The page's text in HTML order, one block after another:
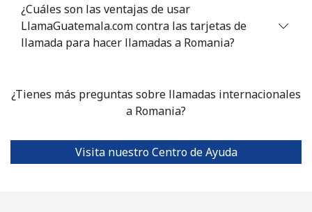
¿Cuáles son las ventajas de usar
LlamaGuatemala.com contra las tarjetas de
llamada para hacer llamadas a Romania?
¿Tienes más preguntas sobre llamadas internacionales
a Romania?
Visita nuestro Centro de Ayuda